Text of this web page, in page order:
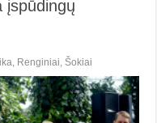
įspūdingų
Renginiai Šokiai